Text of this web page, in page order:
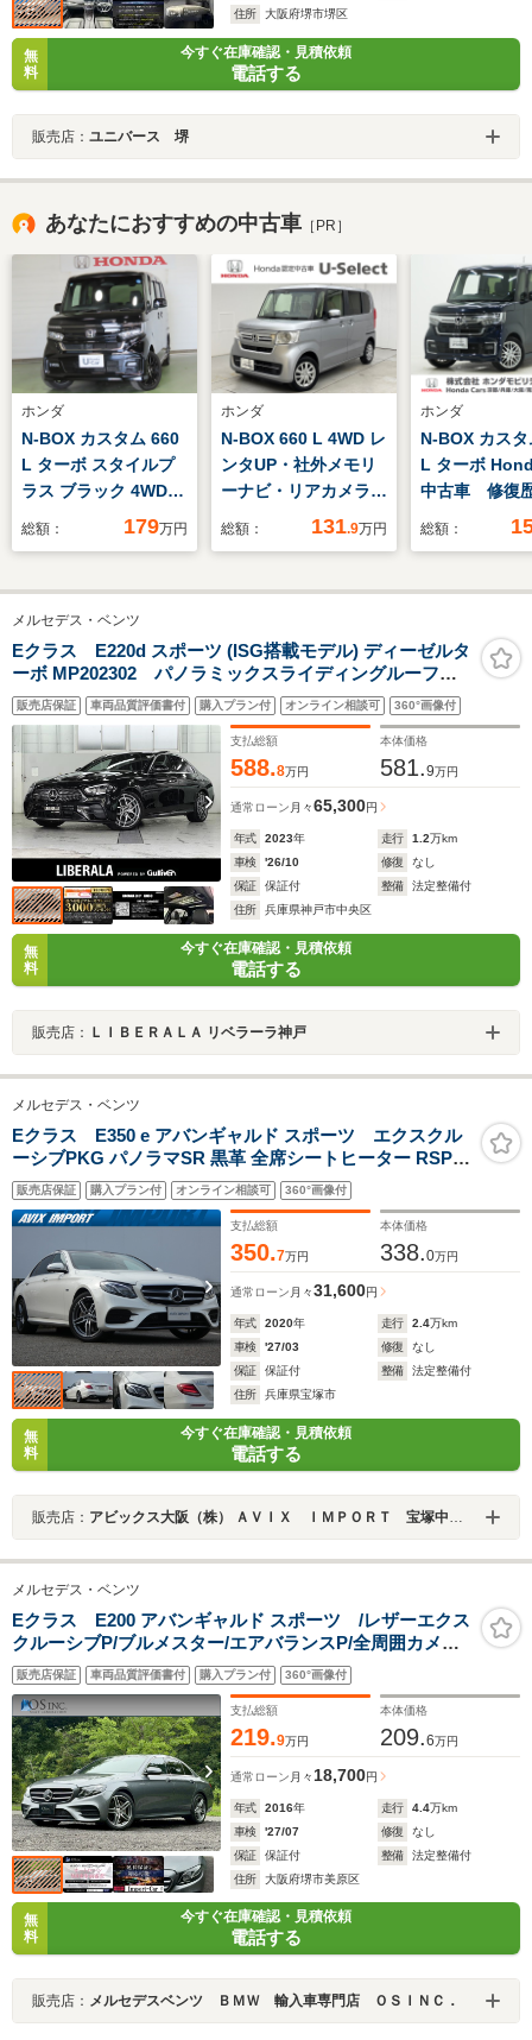
住所
大阪府堺市堺区
無
料
今すぐ在庫確認・見積依頼
電話する
販売店： ユニバース 堺
あなたにおすすめの中古車 ［PR］
ホンダ
N-BOX カスタム 660
L ターボ スタイルプ
ラス ブラック 4WD
純正ナビ リアカメ
総額： 179万円
ホンダ
N-BOX 660 L 4WD レ
ンタUP・社外メモリ
ーナビ・リアカメラ・
Bluetooth・ETC・障
総額： 131.9万円
ホンダ
N-BOX カス
L ターボ
中古車 修復
Honda販売店
ナビ バック
コ アダプテ
ーズコントロ
側電動スライ
総額：
メルセデス・ベンツ
Eクラス E220d スポーツ (ISG搭載モデル) ディーゼルタ
ーボ MP202302 パノラミックスライディングルーフ
黒レザー ヘッドアップディスプレイ 純ナビ 地デジ
TV アップルカープレイ ブルメスター 全方位カメ
ラ ドラレコ前後カメラ ACC パワートランクリッ
ド 全席シートヒータ
販売店保証 車両品質評価書付 購入プラン付 オンライン相談可 360°画像付
支払総額
588.8万円
本体価格
581.9万円
通常ローン 月々65,300円
年式 2023年 走行 1.2万km
車検
'26/10 修復
なし
保証
保証付 整備
法定整備付
住所
兵庫県神戸市中央区
無
料
今すぐ在庫確認・見積依頼
電話する
販売店： ＬＩＢＥＲＡＬＡ リベラーラ神戸
メルセデス・ベンツ
Eクラス E350 e アバンギャルド スポーツ エクスクル
ーシブPKG パノラマSR 黒革 全席シートヒーター RSP
LED 純正HDDナビ地デジ360°カメラ Burmesterサラウン
ドサウンドシステム 19AW 禁煙 1オーナー 正規D車
販売店保証 購入プラン付 オンライン相談可 360°画像付
支払総額
350.7万円
本体価格
338.0万円
通常ローン 月々31,600円
年式 2020年 走行 2.4万km
車検
'27/03 修復
なし
保証
保証付 整備
法定整備付
住所
兵庫県宝塚市
無
料
今すぐ在庫確認・見積依頼
電話する
販売店： アビックス大阪（株） ＡＶＩＸ ＩＭＰＯＲＴ 宝塚中山寺店
メルセデス・ベンツ
Eクラス E200 アバンギャルド スポーツ /レザーエクス
クルーシブP/ブルメスター/エアバランスP/全周囲カメラ/
パワートランク/黒革/前席パワーシート・シートメモリー/
全席シートヒーター/アンビエントライト/ETC/純正AW
販売店保証 車両品質評価書付 購入プラン付 360°画像付
支払総額
219.9万円
本体価格
209.6万円
通常ローン 月々 18,700円
年式 2016年 走行 4.4万km
車検
'27/07 修復
なし
保証
保証付 整備
法定整備付
住所
大阪府堺市美原区
無
料
今すぐ在庫確認・見積依頼
電話する
販売店： メルセデスベンツ ＢＭＷ 輸入車専門店 ＯＳＩＮＣ．